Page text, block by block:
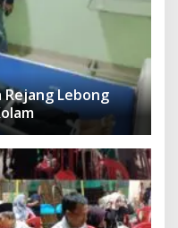
Rejang Lebong